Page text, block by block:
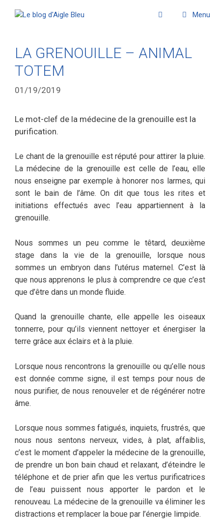
Menu
LA GRENOUILLE – ANIMAL
TOTEM
01/19/2019
Le mot-clef de la médecine de la grenouille est la
purification.
Le chant de la grenouille est réputé pour attirer la pluie.
La médecine de la grenouille est celle de l’eau, elle
nous enseigne par exemple à honorer nos larmes, qui
sont le bain de l’âme. On dit que tous les rites et
initiations effectués avec l’eau appartiennent à la
grenouille.
Nous sommes un peu comme le têtard, deuxième
stage dans la vie de la grenouille, lorsque nous
sommes un embryon dans l’utérus maternel. C’est là
que nous apprenons le plus à comprendre ce que c’est
que d’être dans un monde fluide.
Quand la grenouille chante, elle appelle les oiseaux
tonnerre, pour qu’ils viennent nettoyer et énergiser la
terre grâce aux éclairs et à la pluie.
Lorsque nous rencontrons la grenouille ou qu’elle nous
est donnée comme signe, il est temps pour nous de
nous purifier, de nous renouveler et de régénérer notre
âme.
Lorsque nous sommes fatigués, inquiets, frustrés, que
nous nous sentons nerveux, vides, à plat, affaiblis,
c’est le moment d’appeler la médecine de la grenouille,
de prendre un bon bain chaud et relaxant, d’éteindre le
téléphone et de prier afin que les vertus purificatrices
de l’eau puissent nous apporter le pardon et le
renouveau. La médecine de la grenouille va éliminer les
distractions et remplacer la boue par l’énergie limpide.